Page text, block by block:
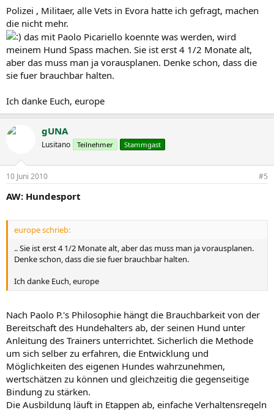
Polizei , Militaer, alle Vets in Evora hatte ich gefragt, machen
die nicht mehr.
das mit Paolo Picariello koennte was werden, wird
meinem Hund Spass machen. Sie ist erst 4 1/2 Monate alt,
aber das muss man ja vorausplanen. Denke schon, dass die
sie fuer brauchbar halten.
Ich danke Euch, europe
gUNA
Lusitano Teilnehmer Stammgast
10 Juni 2010 #5
AW: Hundesport
europe schrieb:
.. Sie ist erst 4 1/2 Monate alt, aber das muss man ja vorausplanen.
Denke schon, dass die sie fuer brauchbar halten.
Ich danke Euch, europe
Nach Paolo P.'s Philosophie hängt die Brauchbarkeit von der
Bereitschaft des Hundehalters ab, der seinen Hund unter
Anleitung des Trainers unterrichtet. Sicherlich die Methode
um sich selber zu erfahren, die Entwicklung und
Möglichkeiten des eigenen Hundes wahrzunehmen,
wertschätzen zu können und gleichzeitig die gegenseitige
Bindung zu stärken.
Die Ausbildung läuft in Etappen ab, einfache Verhaltensregeln